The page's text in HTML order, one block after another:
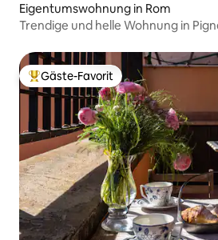
Eigentumswohnung in Rom
Trendige und helle Wohnung in
Beliebter Gäste-Favorit.
Gäste-Favorit